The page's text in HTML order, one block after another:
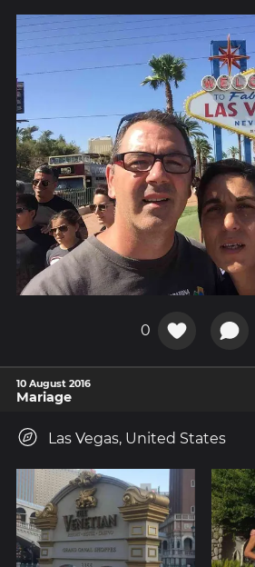
0
10 August 2016
Mariage
Las Vegas, United States